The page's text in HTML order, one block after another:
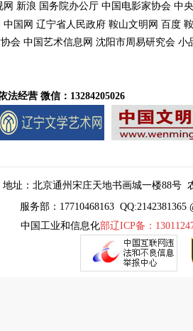
网 新浪 国务院办公厅 中国电影家协会 中
中国网 辽宁省人民政府 鞍山文明网 百度
会 中国艺术信息网 沈阳市周易研究会 小
法经营 微信：13284205026
地址： 北京通州宋庄天地书画城一楼88号
服务部：17710468163 QQ:2142381365
中国工业和信息化部辽ICP备：